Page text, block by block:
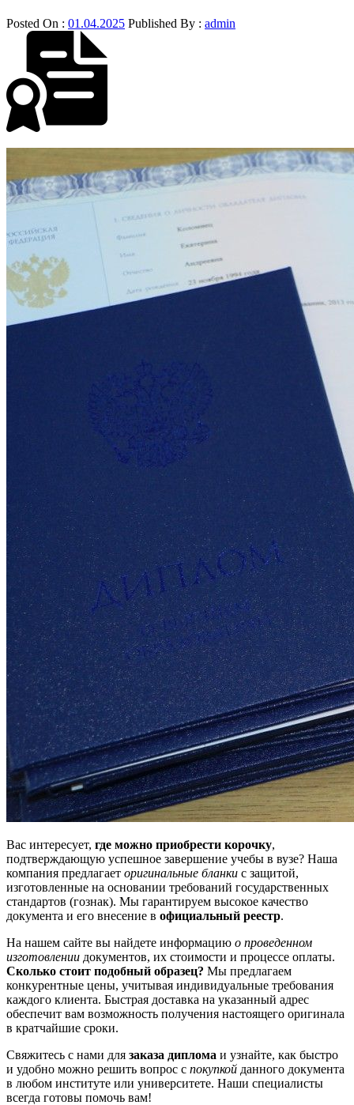
Posted On : 01.04.2025 Published By : admin
Вас интересует, где можно приобрести корочку,
подтверждающую успешное завершение учебы в вузе? Наша
компания предлагает оригинальные бланки с защитой,
изготовленные на основании требований государственных
стандартов (гознак). Мы гарантируем высокое качество
документа и его внесение в официальный реестр.
На нашем сайте вы найдете информацию о проведенном
изготовлении документов, их стоимости и процессе оплаты.
Сколько стоит подобный образец? Мы предлагаем
конкурентные цены, учитывая индивидуальные требования
каждого клиента. Быстрая доставка на указанный адрес
обеспечит вам возможность получения настоящего оригинала
в кратчайшие сроки.
Свяжитесь с нами для заказа диплома и узнайте, как быстро
и удобно можно решить вопрос с покупкой данного документа
в любом институте или университете. Наши специалисты
всегда готовы помочь вам!